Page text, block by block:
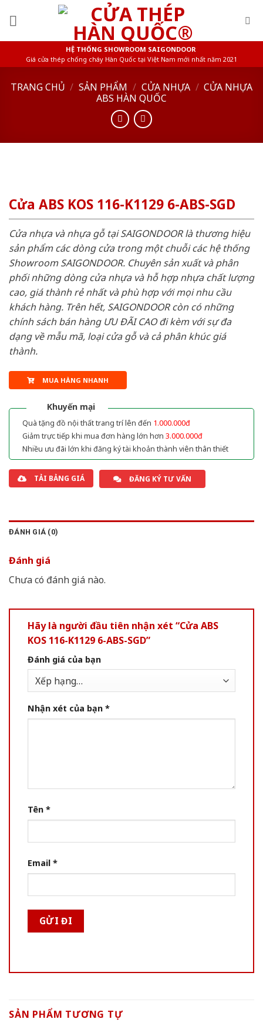
HỆ THỐNG SHOWROOM SAIGONDOOR
Giá cửa thép chống cháy Hàn Quốc tại Việt Nam mới nhất năm 2021
TRANG CHỦ / SẢN PHẨM / CỬA NHỰA / CỬA NHỰA
ABS HÀN QUỐC
Cửa ABS KOS 116-K1129 6-ABS-SGD
Cửa nhựa và nhựa gỗ tại SAIGONDOOR là thương hiệu
sản phẩm các dòng cửa trong một chuỗi các hệ thống
Showroom SAIGONDOOR. Chuyên sản xuất và phân
phối những dòng cửa nhựa và hỗ hợp nhựa chất lượng
cao, giá thành rẻ nhất và phù hợp với mọi nhu cầu
khách hàng. Trên hết, SAIGONDOOR còn có những
chính sách bán hàng ƯU ĐÃI CAO đi kèm với sự đa
dạng về mẫu mã, loại cửa gỗ và cả phân khúc giá
thành.
MUA HÀNG NHANH
Khuyến mại
Quà tặng đồ nội thất trang trí lên đến 1.000.000đ
Giảm trực tiếp khi mua đơn hàng lớn hơn 3.000.000đ
Nhiều ưu đãi lớn khi đăng ký tài khoản thành viên thân thiết
TẢI BẢNG GIÁ ĐĂNG KÝ TƯ VẤN
ĐÁNH GIÁ (0)
Đánh giá
Chưa có đánh giá nào.
Hãy là người đầu tiên nhận xét “Cửa ABS
KOS 116-K1129 6-ABS-SGD”
Đánh giá của bạn
Nhận xét của bạn *
Tên *
Email *
SẢN PHẨM TƯƠNG TỰ